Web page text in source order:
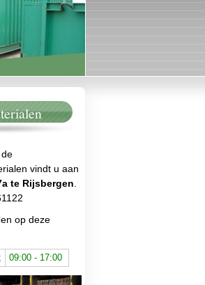
vindt u aan
te Rijsbergen
op deze
09:00 - 17:00